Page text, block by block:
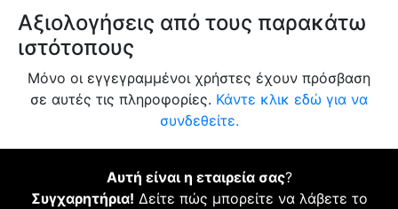
Αξιολογήσεις από τους παρακάτω
ιστότοπους
Μόνο οι εγγεγραμμένοι χρήστες έχουν πρόσβαση
σε αυτές τις πληροφορίες. Κάντε κλικ εδώ για να
συνδεθείτε.
Αυτή είναι η εταιρεία σας?
Συγχαρητήρια! Δείτε πώς μπορείτε να λάβετε το